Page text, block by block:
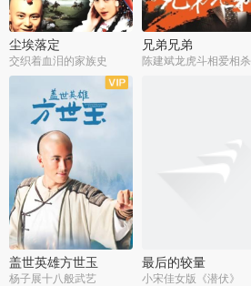
尘埃落定
交织着血泪的家族史
兄弟兄弟
陈建斌龙虎斗相爱相杀
全36集
盖世英雄方世玉
杨子展十八般武艺
最后的较量
小宋佳女版《潜伏》